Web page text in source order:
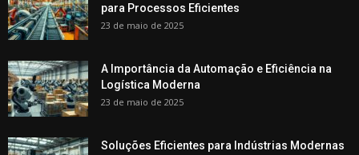
para Processos Eficientes
23 de maio de 2025
A Importância da Automação e Eficiência na
Logística Moderna
23 de maio de 2025
Soluções Eficientes para Indústrias Modernas